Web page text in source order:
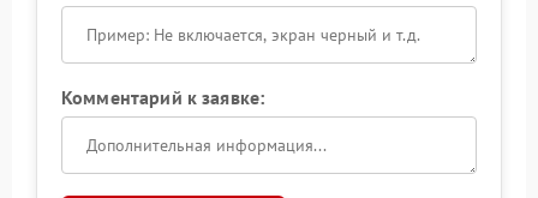
Комментарий к заявке: